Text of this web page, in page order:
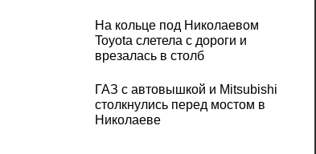
На кольце под Николаевом
Toyota слетела с дороги и
врезалась в столб
ГАЗ с автовышкой и Mitsubishi
столкнулись перед мостом в
Николаеве